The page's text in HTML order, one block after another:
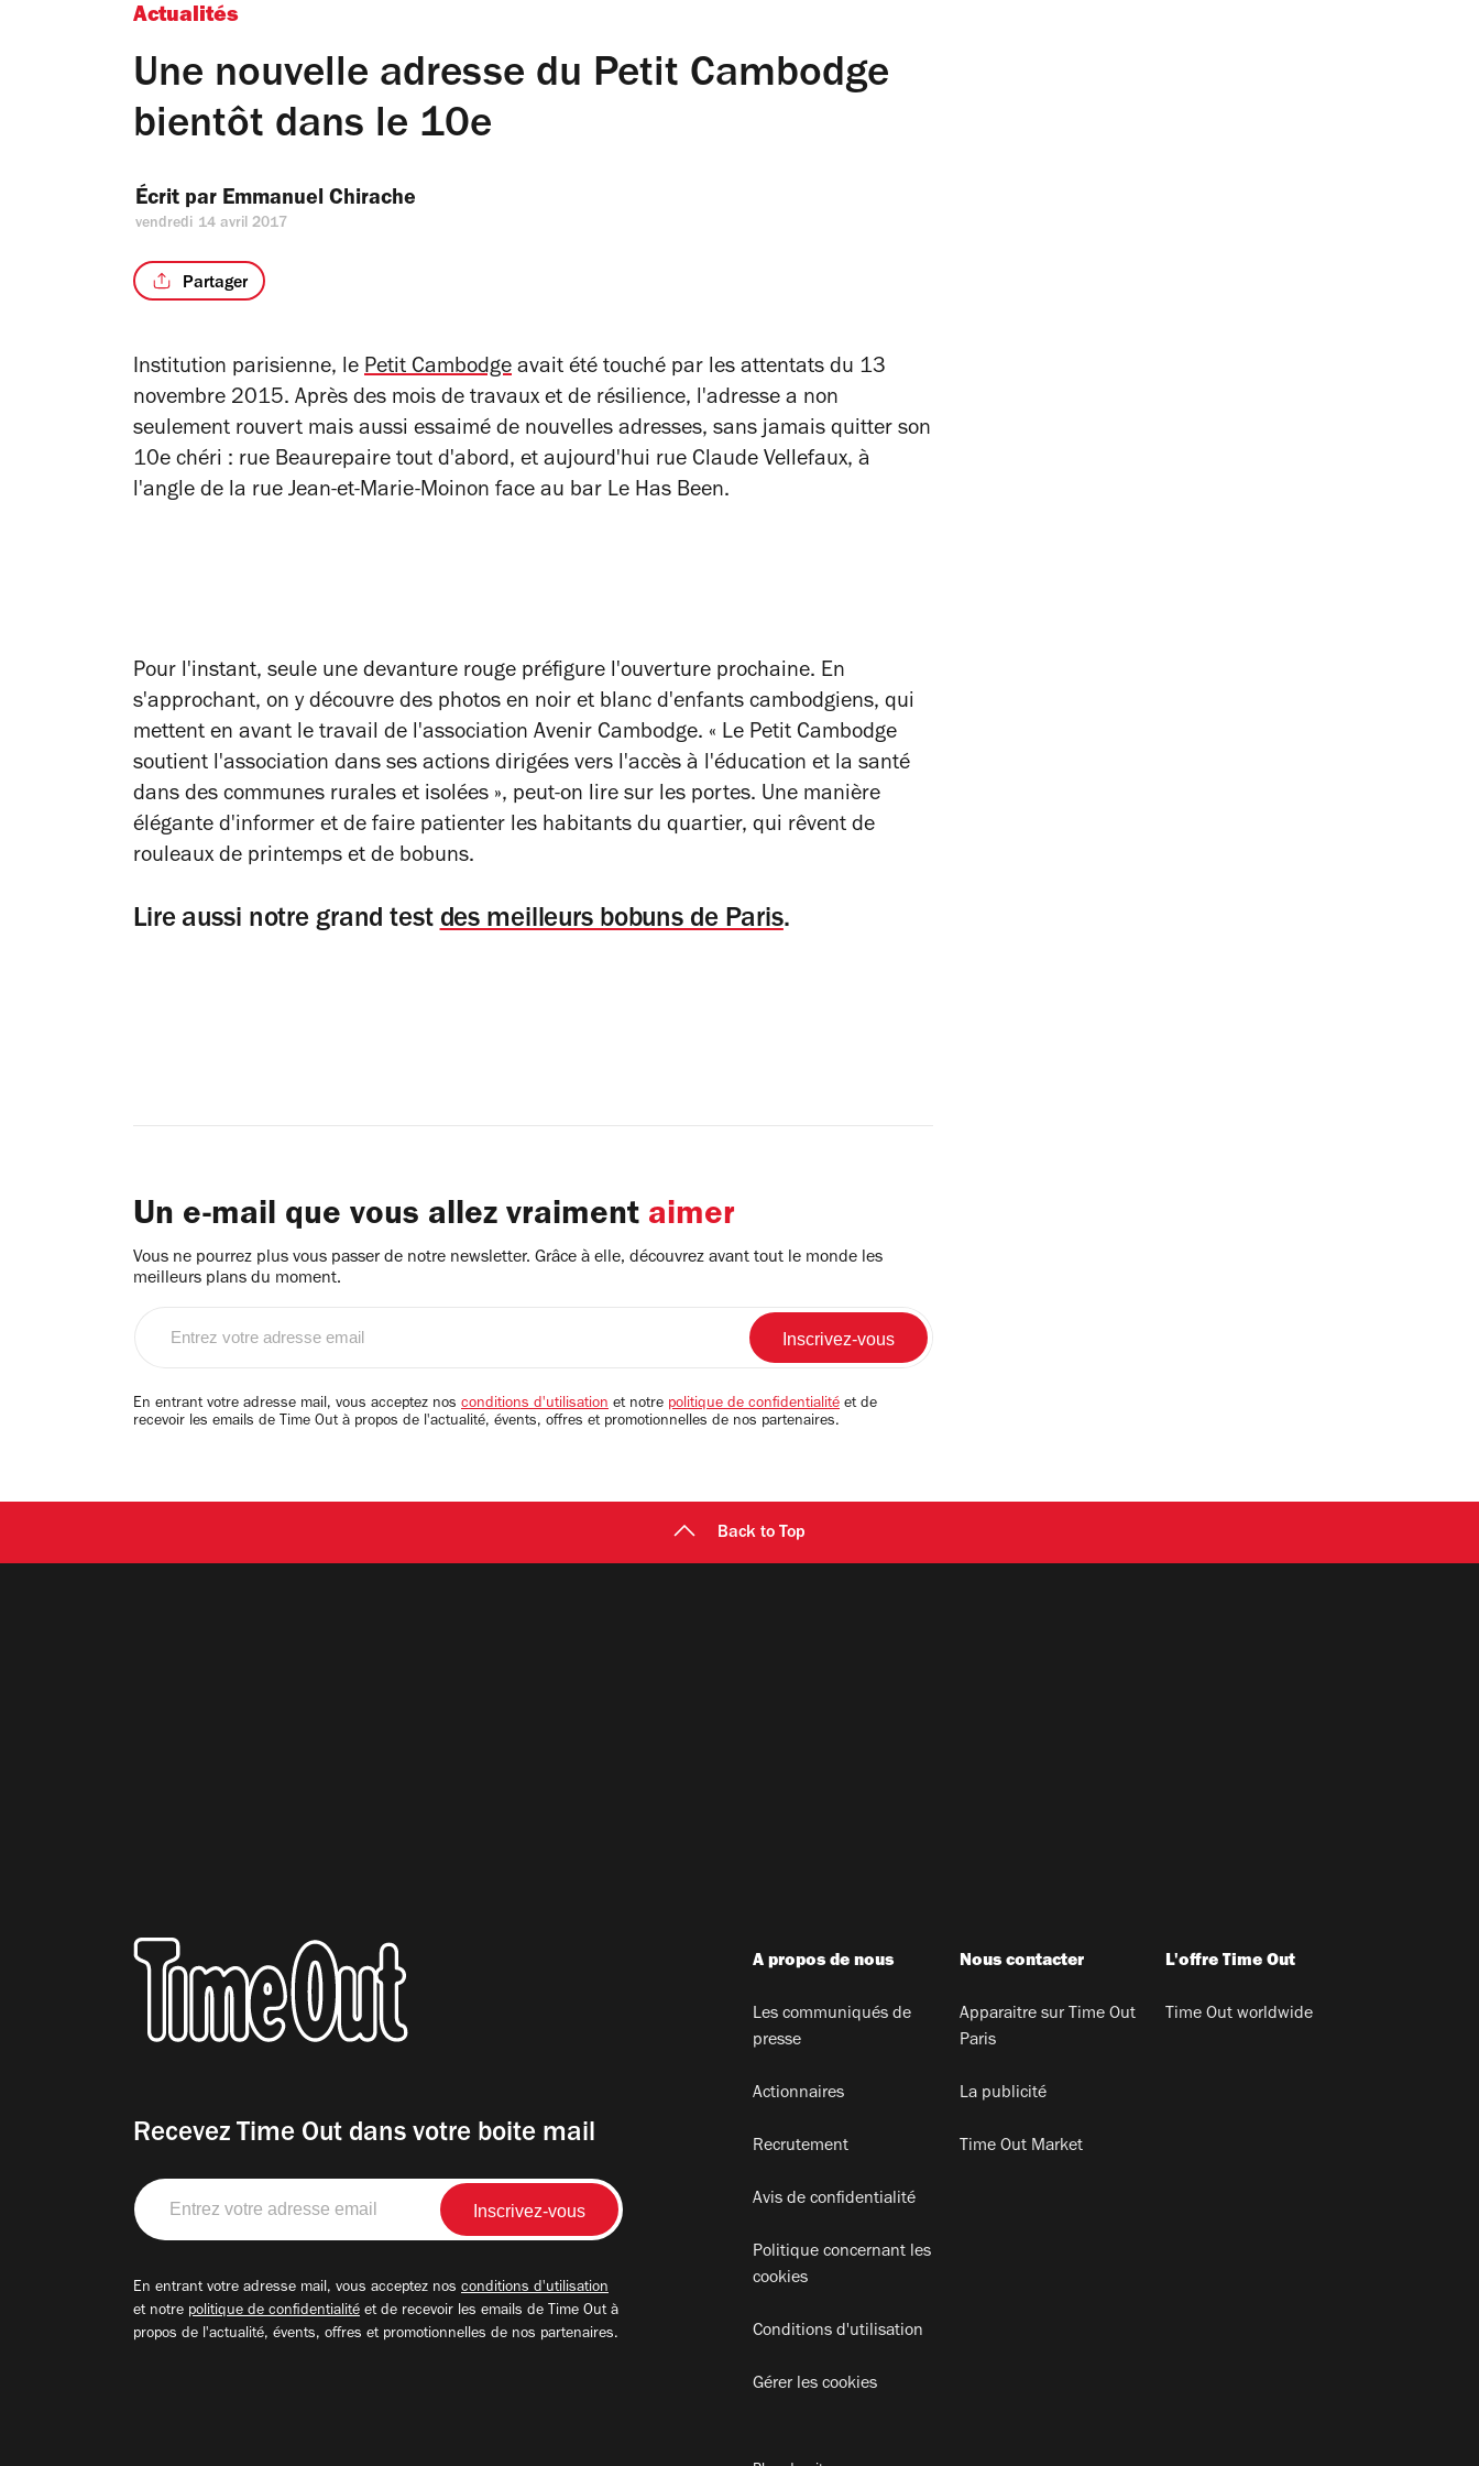
Actualités
Une nouvelle adresse du Petit Cambodge
bientôt dans le 10e
Écrit par Emmanuel Chirache
vendredi 14 avril 2017
Partager
Institution parisienne, le Petit Cambodge avait été touché par les attentats du 13
novembre 2015. Après des mois de travaux et de résilience, l'adresse a non
seulement rouvert mais aussi essaimé de nouvelles adresses, sans jamais quitter son
10e chéri : rue Beaurepaire tout d'abord, et aujourd'hui rue Claude Vellefaux, à
l'angle de la rue Jean-et-Marie-Moinon face au bar Le Has Been.
Pour l'instant, seule une devanture rouge préfigure l'ouverture prochaine. En
s'approchant, on y découvre des photos en noir et blanc d'enfants cambodgiens, qui
mettent en avant le travail de l'association Avenir Cambodge. « Le Petit Cambodge
soutient l'association dans ses actions dirigées vers l'accès à l'éducation et la santé
dans des communes rurales et isolées », peut-on lire sur les portes. Une manière
élégante d'informer et de faire patienter les habitants du quartier, qui rêvent de
rouleaux de printemps et de bobuns.
Lire aussi notre grand testdes meilleurs bobuns de Paris.
Un e-mail que vous allez vraiment aimer
Vous ne pourrez plus vous passer de notre newsletter. Grâce à elle, découvrez avant tout le monde les
meilleurs plans du moment.
email
En entrant votre adresse mail, vous acceptez nos conditions d'utilisation et notre politique de confidentialité et de
recevoir les emails de Time Out à propos de l'actualité, évents, offres et promotionnelles de nos partenaires.
Back to Top
Recevez Time Out dans votre boite mail
Entrez
votre
adresse
En entrant votre adresse mail, vous acceptez nos conditions d'utilisation
et notre politique de confidentialité et de recevoir les emails de Time Out à
propos de l'actualité, évents, offres et promotionnelles de nos partenaires.
A propos de nous
Les communiqués de
presse
Actionnaires
Recrutement
Avis de confidentialité
Politique concernant les
cookies
Conditions d'utilisation
Gérer les cookies
Nous contacter
Apparaitre sur Time Out
Paris
La publicité
Time Out Market
L'offre Time Out
Time Out worldwide